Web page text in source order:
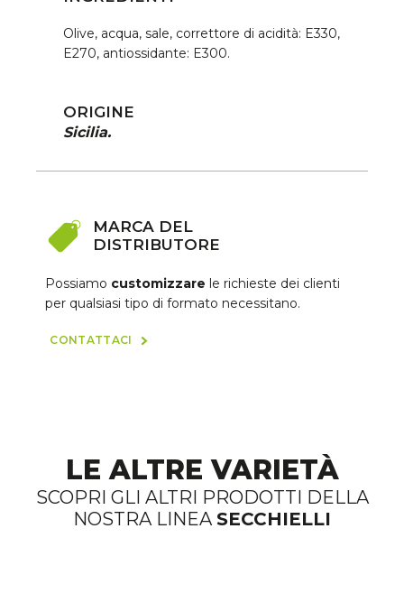
Olive, acqua, sale, correttore di acidità: E330,
E270, antiossidante: E300.
ORIGINE
Sicilia.
MARCA DEL
DISTRIBUTORE
Possiamo customizzare le richieste dei clienti
per qualsiasi tipo di formato necessitano.
CONTATTACI
LE ALTRE VARIETÀ
SCOPRI GLI ALTRI PRODOTTI DELLA
NOSTRA LINEA SECCHIELLI